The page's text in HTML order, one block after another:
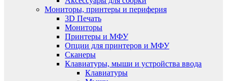
Мониторы, принтеры и периферия
3D Печать
Мониторы
Принтеры и МФУ
Опции для принтеров и МФУ
Сканеры
Клавиатуры, мыши и устройства ввода
Клавиатуры